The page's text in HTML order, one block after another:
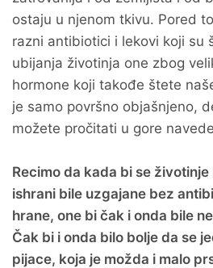
ostaju u njenom tkivu. Pored
razni antibiotici i lekovi koji su
ubijanja životinja one zbog
hormone koji takođe štete
je samo površno objašnjeno,
možete pročitati u gore
Recimo da kada bi se
ishrani bile uzgajane bez
hrane, one bi čak i onda bile
Čak bi i onda bilo bolje da se
pijace, koja je možda i malo